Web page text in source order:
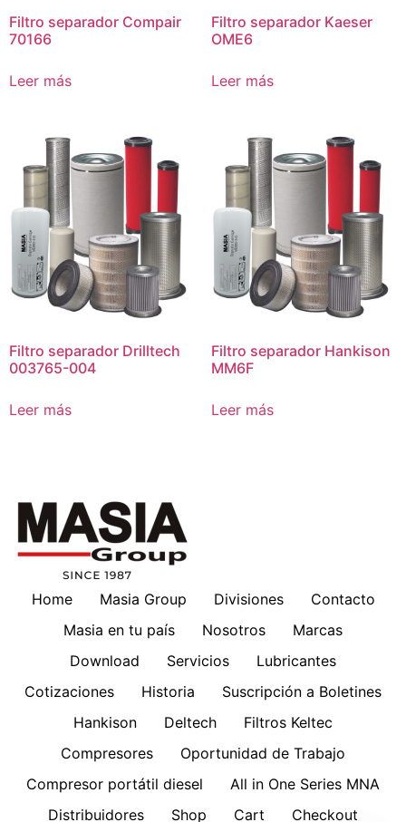
Filtro separador Compair
70166
Leer más
Filtro separador Kaeser
OME6
Leer más
Filtro separador Drilltech
003765-004
Leer más
Filtro separador Hankison
MM6F
Leer más
Home Masia Group Divisiones
Contacto
Masia en tu país
Nosotros
Marcas
Download
Servicios
Lubricantes
Cotizaciones
Historia
Suscripción a Boletines
Hankison
Deltech
Filtros Keltec
Compresores
Oportunidad de Trabajo
Compresor portátil diesel
All in One Series MNA
Distribuidores
Shop Cart Checkout